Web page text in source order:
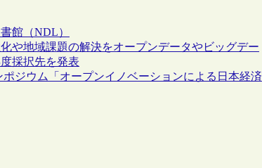
館（NDL）
や地域課題の解決をオープンデータやビッグデー
採択先を発表
ジウム「オープンイノベーションによる日本経済